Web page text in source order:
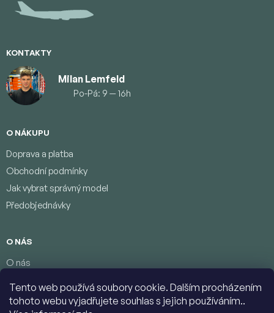
Tento web používá soubory cookie. Dalším procházením
tohoto webu vyjadřujete souhlas s jejich používáním..
KONTAKTY
Milan Lemfeld
Po-Pá: 9 — 16h
O NÁKUPU
Doprava a platba
Obchodní podmínky
Jak vybrat správný model
Předobjednávky
O NÁS
O nás
Podmínky ochrany osobních údajů